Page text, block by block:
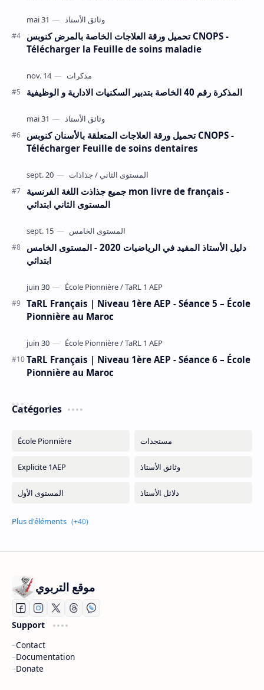
تحميل ورقة العلاجات الخاصة بالمرض كنوبس CNOPS -
Télécharger la Feuille de soins maladie
المذكرة رقم 40 الخاصة بتدبير السكنيات الادارية و الوظيفية
تحميل ورقة العلاجات المتعلقة بالأسنان كنوبس CNOPS -
Télécharger Feuille de soins dentaires
جميع جذاذت اللغة الفرنسية mon livre de français -
المستوى الثاني ابتدائي
دليل الأستاذ المفيد في الرياضيات 2020 - المستوى الخامس
ابتدائي
TaRL Français | Niveau 1ère AEP - Séance 5 – École
Pionnière au Maroc
TaRL Français | Niveau 1ère AEP - Séance 6 – École
Pionnière au Maroc
Catégories
موقع التربوي
Support
Contact
Documentation
Donate